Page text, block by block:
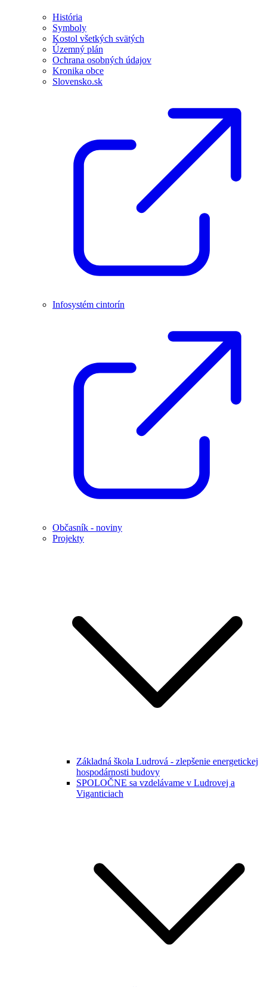
História
Symboly
Kostol všetkých svätých
Územný plán
Ochrana osobných údajov
Kronika obce
Slovensko.sk
Infosystém cintorín
Občasník - noviny
Projekty
Základná škola Ludrová - zlepšenie energetickej
hospodárnosti budovy
SPOLOČNE sa vzdelávame v Ludrovej a
Viganticiach